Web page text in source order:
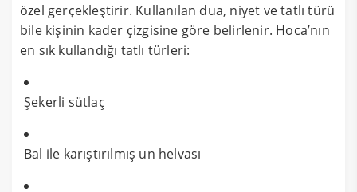
özel gerçekleştirir. Kullanılan dua, niyet ve tatlı türü
bile kişinin kader çizgisine göre belirlenir. Hoca’nın
en sık kullandığı tatlı türleri:
Şekerli sütlaç
Bal ile karıştırılmış un helvası